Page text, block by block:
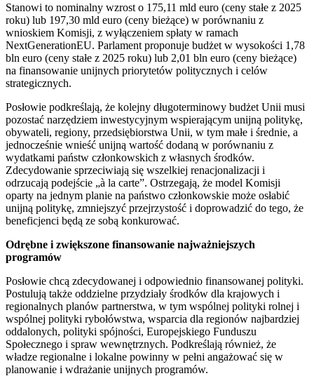
Stanowi to nominalny wzrost o 175,11 mld euro (ceny stałe z 2025
roku) lub 197,30 mld euro (ceny bieżące) w porównaniu z
wnioskiem Komisji, z wyłączeniem spłaty w ramach
NextGenerationEU. Parlament proponuje budżet w wysokości 1,78
bln euro (ceny stałe z 2025 roku) lub 2,01 bln euro (ceny bieżące)
na finansowanie unijnych priorytetów politycznych i celów
strategicznych.
Posłowie podkreślają, że kolejny długoterminowy budżet Unii musi
pozostać narzędziem inwestycyjnym wspierającym unijną politykę,
obywateli, regiony, przedsiębiorstwa Unii, w tym małe i średnie, a
jednocześnie wnieść unijną wartość dodaną w porównaniu z
wydatkami państw członkowskich z własnych środków.
Zdecydowanie sprzeciwiają się wszelkiej renacjonalizacji i
odrzucają podejście „à la carte”. Ostrzegają, że model Komisji
oparty na jednym planie na państwo członkowskie może osłabić
unijną politykę, zmniejszyć przejrzystość i doprowadzić do tego, że
beneficjenci będą ze sobą konkurować.
Odrębne i zwiększone finansowanie najważniejszych
programów
Posłowie chcą zdecydowanej i odpowiednio finansowanej polityki.
Postulują także oddzielne przydziały środków dla krajowych i
regionalnych planów partnerstwa, w tym wspólnej polityki rolnej i
wspólnej polityki rybołówstwa, wsparcia dla regionów najbardziej
oddalonych, polityki spójności, Europejskiego Funduszu
Społecznego i spraw wewnętrznych. Podkreślają również, że
władze regionalne i lokalne powinny w pełni angażować się w
planowanie i wdrażanie unijnych programów.